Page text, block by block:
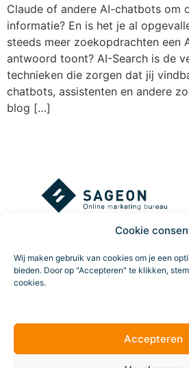
Cookie
Wij maken gebruik van cookies om je een
bieden. Door op "Accepteren" te klikken,
cookies.
Accepteren
Claude of andere AI-chatbots om
informatie? En is het je al
steeds meer zoekopdrachten een
antwoord toont? AI-Search is de
technieken die zorgen dat jij
chatbots, assistenten en andere
blog […]
Online marketing